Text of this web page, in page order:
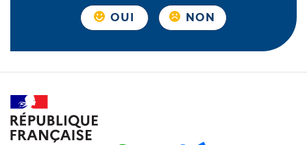
OUI NON